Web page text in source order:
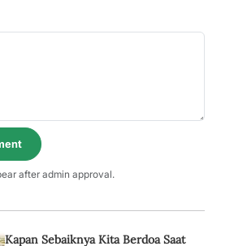
after admin approval.
Kapan Sebaiknya Kita Berdoa Saat